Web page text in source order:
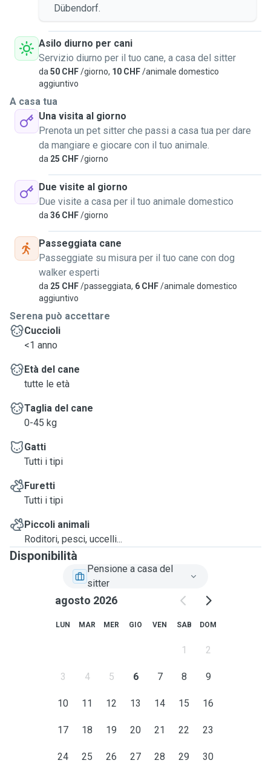
Dübendorf.
Asilo diurno per cani
Servizio diurno per il tuo cane, a casa del sitter
da 50 CHF/giorno, 10 CHF/animale domestico
aggiuntivo
A casa tua
Una visita al giorno
Prenota un pet sitter che passi a casa tua per dare
da mangiare e giocare con il tuo animale.
da 25 CHF/giorno
Due visite al giorno
Due visite a casa per il tuo animale domestico
da 36 CHF/giorno
Passeggiata cane
Passeggiate su misura per il tuo cane con dog
walker esperti
da 25 CHF/passeggiata, 6 CHF/animale domestico
aggiuntivo
Serena può accettare
Cuccioli
<1 anno
Età del cane
tutte le età
Taglia del cane
0-45 kg
Gatti
Tutti i tipi
Furetti
Tutti i tipi
Piccoli animali
Roditori, pesci, uccelli...
Disponibilità
Pensione a casa del
sitter
agosto 2026
LUN MAR MER GIO VEN SAB DOM
1 2
3 4 5 6 7 8 9
10 11 12 13 14 15 16
17 18 19 20 21 22 23
24 25 26 27 28 29 30